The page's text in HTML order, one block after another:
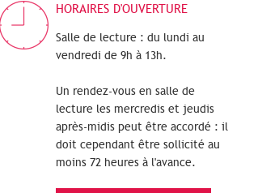
HORAIRES D'OUVERTURE
Salle de lecture : du lundi au
vendredi de 9h à 13h.
Un rendez-vous en salle de
lecture les mercredis et jeudis
après-midis peut être accordé : il
doit cependant être sollicité au
moins 72 heures à l'avance.